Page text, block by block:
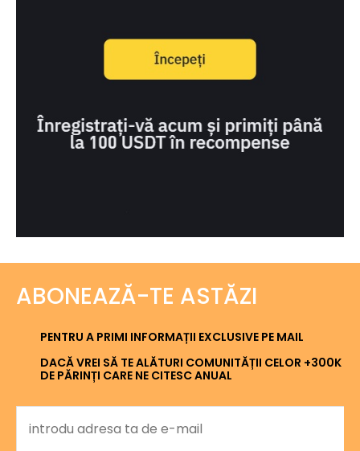
ABONEAZĂ-TE ASTĂZI
PENTRU A PRIMI INFORMAȚII EXCLUSIVE PE MAIL
DACĂ VREI SĂ TE ALĂTURI COMUNITĂȚII CELOR +300K
DE PĂRINȚI CARE NE CITESC ANUAL